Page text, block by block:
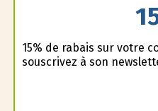
15% de rabais sur votre
souscrivez à son